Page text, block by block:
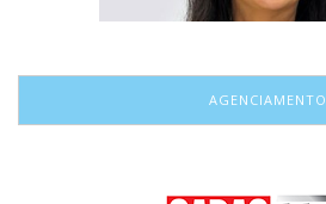
AGENCIAMENTO